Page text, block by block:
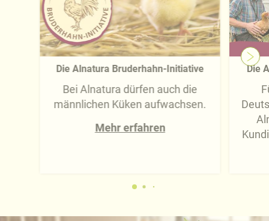
Die Alnatura Bruderhahn-Initiative
Bei Alnatura dürfen auch die
männlichen Küken aufwachsen.
Mehr erfahren
Die